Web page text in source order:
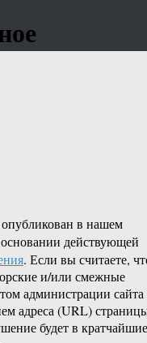
в нашем
действующей
. Если вы считаете,
и/или смежные
администрации сайта
адреса (URL)
будет в кратчайшие